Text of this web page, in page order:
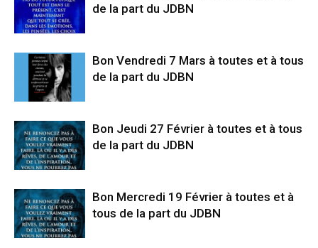
de la part du JDBN
Bon Vendredi 7 Mars à toutes et à tous
de la part du JDBN
Bon Jeudi 27 Février à toutes et à tous
de la part du JDBN
Bon Mercredi 19 Février à toutes et à
tous de la part du JDBN